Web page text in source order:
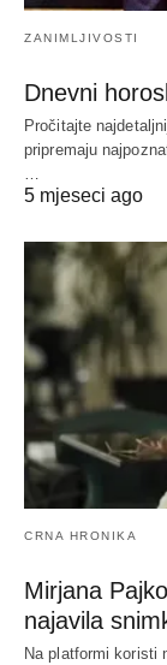
ZANIMLJIVOSTI
Dnevni
Pročitajte
pripremaju
…
5 mjeseci ago
CRNA HRONIKA
Mirjana
najavila
Na platformi koristi